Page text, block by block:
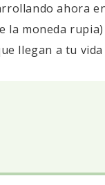
ahora
la moneda
llegan a tu